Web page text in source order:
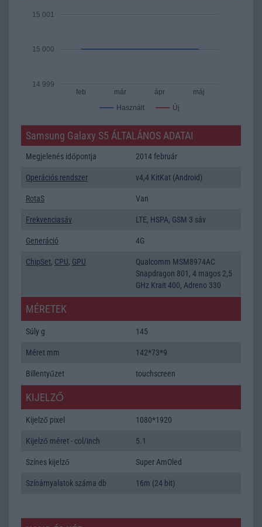
Használt Új
feb már ápr máj
14 999
15 000
15 001
Samsung Galaxy S5 ÁLTALÁNOS ADATAI
Megjelenés időpontja 2014 február
Operációs rendszer v4,4 KitKat (Android)
RotaS Van
Frekvenciasáv LTE, HSPA, GSM 3 sáv
Generáció 4G
ChipSet, CPU, GPU
Qualcomm MSM8974AC
Snapdragon 801, 4 magos 2,5
GHz Krait 400, Adreno 330
MÉRETEK
Súly g 145
Méret mm 142*73*9
Billentyűzet touchscreen
KIJELZŐ
Kijelző pixel 1080*1920
Kijelző méret - col/inch 5.1
Színes kijelző Super AmOled
Színárnyalatok száma db 16m (24 bit)